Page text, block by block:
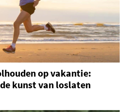
op vakantie:
kunst van loslaten